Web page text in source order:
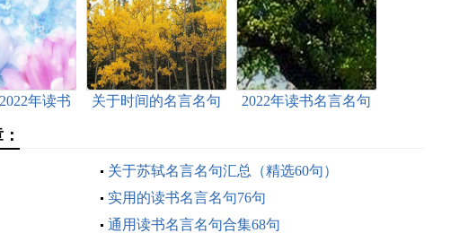
年读书
关于时间的名言名句
2022年读书名言名句
关于苏轼名言名句汇总（精选60句）
实用的读书名言名句76句
通用读书名言名句合集68句